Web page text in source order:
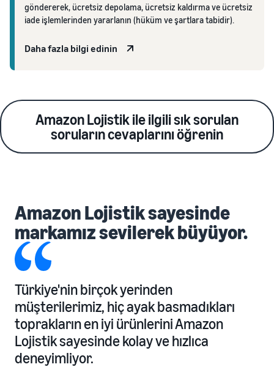
göndererek, ücretsiz depolama, ücretsiz kaldırma ve ücretsiz
iade işlemlerinden yararlanın (hüküm ve şartlara tabidir).
Daha fazla bilgi edinin
Amazon Lojistik ile ilgili sık sorulan
soruların cevaplarını öğrenin
Amazon Lojistik sayesinde
markamız sevilerek büyüyor.
Türkiye'nin birçok yerinden
müşterilerimiz, hiç ayak basmadıkları
toprakların en iyi ürünlerini Amazon
Lojistik sayesinde kolay ve hızlıca
deneyimliyor.